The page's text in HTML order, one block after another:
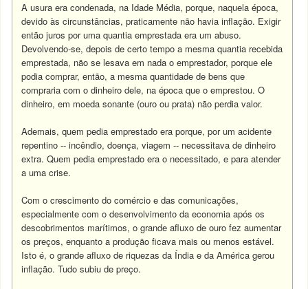
A usura era condenada, na Idade Média, porque, naquela época,
devido às circunstâncias, praticamente não havia inflação. Exigir
então juros por uma quantia emprestada era um abuso.
Devolvendo-se, depois de certo tempo a mesma quantia recebida
emprestada, não se lesava em nada o emprestador, porque ele
podia comprar, então, a mesma quantidade de bens que
compraria com o dinheiro dele, na época que o emprestou. O
dinheiro, em moeda sonante (ouro ou prata) não perdia valor.
Ademais, quem pedia emprestado era porque, por um acidente
repentino -- incêndio, doença, viagem -- necessitava de dinheiro
extra. Quem pedia emprestado era o necessitado, e para atender
a uma crise.
Com o crescimento do comércio e das comunicações,
especialmente com o desenvolvimento da economia após os
descobrimentos marítimos, o grande afluxo de ouro fez aumentar
os preços, enquanto a produção ficava mais ou menos estável.
Isto é, o grande afluxo de riquezas da Índia e da América gerou
inflação. Tudo subiu de preço.